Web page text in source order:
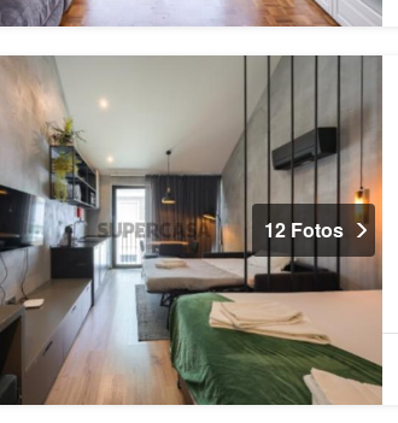
12 Fotos